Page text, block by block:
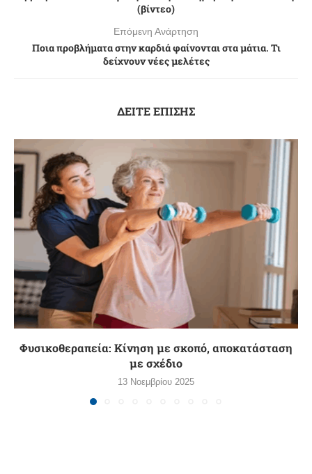
(βίντεο)
Επόμενη Ανάρτηση
Ποια προβλήματα στην καρδιά φαίνονται στα μάτια. Τι
δείχνουν νέες μελέτες
ΔΕΙΤΕ ΕΠΙΣΗΣ
Φυσικοθεραπεία: Κίνηση με σκοπό, αποκατάσταση
με σχέδιο
13 Νοεμβρίου 2025